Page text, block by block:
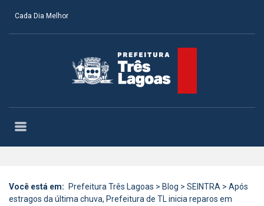
Cada Dia Melhor
Você está em: Prefeitura Três Lagoas > Blog > SEINTRA > Após
estragos da última chuva, Prefeitura de TL inicia reparos em